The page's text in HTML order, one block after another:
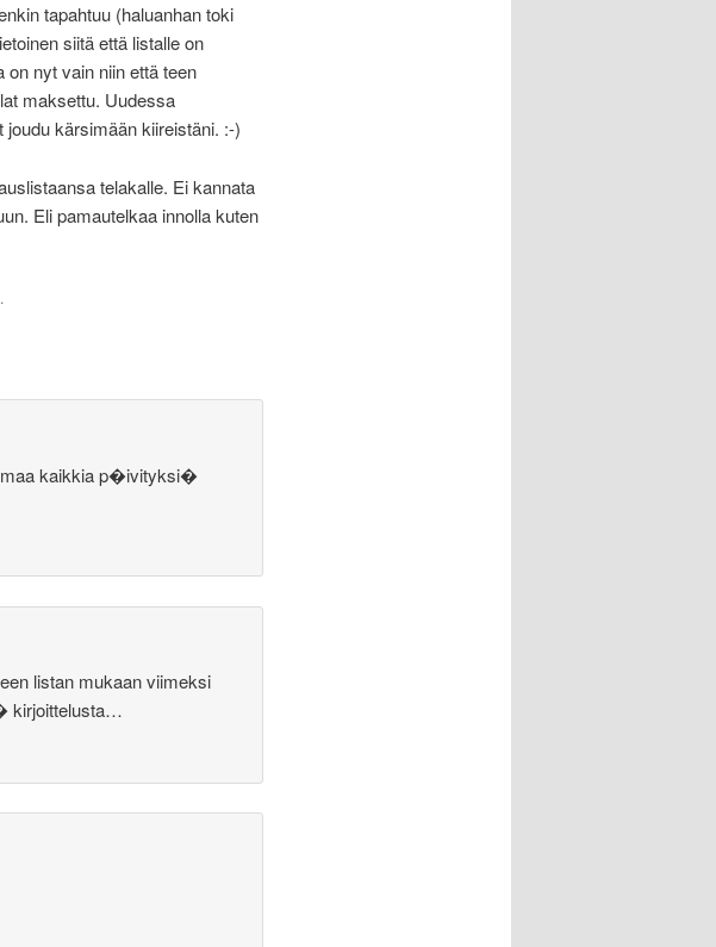
tapahtuu (haluanhan toki
siitä että listalle on
nyt vain niin että teen
maksettu. Uudessa
kärsimään kiireistäni. :-)
telakalle. Ei kannata
Eli pamautelkaa innolla kuten
.
kaikkia p�ivityksi�
listan mukaan viimeksi
kirjoittelusta…